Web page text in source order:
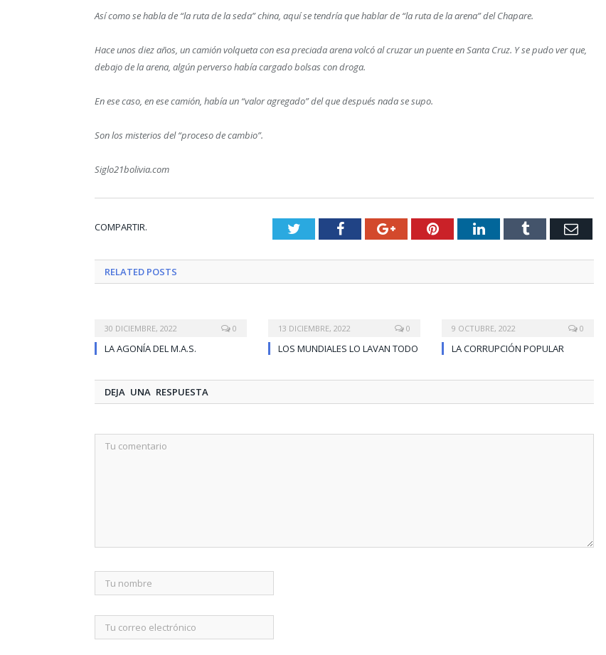
Así como se habla de “la ruta de la seda” china, aquí se tendría que hablar de “la ruta de la arena” del Chapare.
Hace unos diez años, un camión volqueta con esa preciada arena volcó al cruzar un puente en Santa Cruz. Y se pudo ver que,
debajo de la arena, algún perverso había cargado bolsas con droga.
En ese caso, en ese camión, había un “valor agregado” del que después nada se supo.
Son los misterios del “proceso de cambio”.
Siglo21bolivia.com
COMPARTIR. TwitterFacebookGoogle+PinterestLinkedInTumblr Email
RELATED POSTS
30 DICIEMBRE, 2022 0
LA AGONÍA DEL M.A.S.
13 DICIEMBRE, 2022 0
LOS MUNDIALES LO LAVAN TODO
9 OCTUBRE, 2022 0
LA CORRUPCIÓN POPULAR
DEJA UNA RESPUESTA